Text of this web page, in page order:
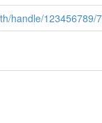
handle/123456789/